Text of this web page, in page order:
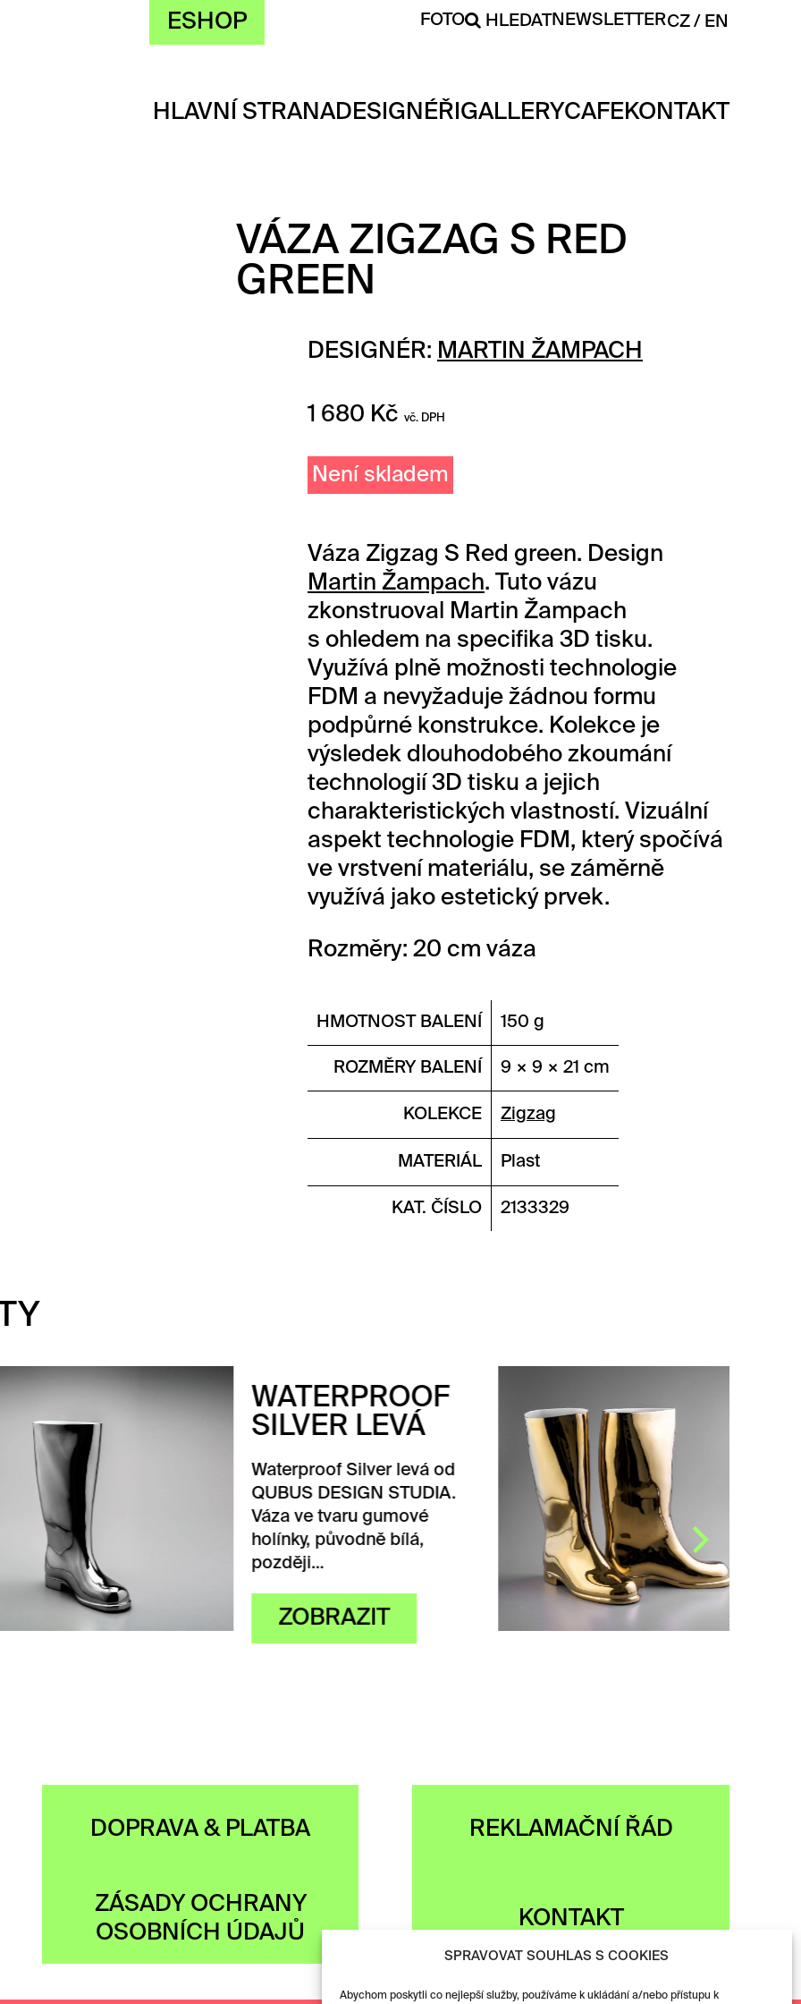
SPRAVOVAT SOUHLAS S COOKIES
Abychom poskytli co nejlepší služby, používáme k ukládání a/nebo přístupu k
ESHOP FOTO HLEDATNEWSLETTERCZ EN
HLAVNÍ STRANADESIGNÉŘIGALLERYCAFEKONTAKT
VÁZA ZIGZAG S RED
GREEN
DESIGNÉR: MARTIN ŽAMPACH
1 680 Kč vč. DPH
Není skladem
Váza Zigzag S Red green. Design
Martin Žampach. Tuto vázu
zkonstruoval Martin Žampach
s ohledem na specifika 3D tisku.
Využívá plně možnosti technologie
FDM a nevyžaduje žádnou formu
podpůrné konstrukce. Kolekce je
výsledek dlouhodobého zkoumání
technologií 3D tisku a jejich
charakteristických vlastností. Vizuální
aspekt technologie FDM, který spočívá
ve vrstvení materiálu, se záměrně
využívá jako estetický prvek.
Rozměry: 20 cm váza
HMOTNOST BALENÍ 150 g
ROZMĚRY BALENÍ 9 × 9 × 21 cm
KOLEKCE Zigzag
MATERIÁL Plast
KAT. ČÍSLO 2133329
LEVÁ
Silver levá od
DESIGN STUDIA.
ve tvaru gumové
původně bílá,
GOLD LEVÁ
Waterproof Gold levá od
QUBUS DESIGN STUDIA.
Váza ve tvaru gumové
holínky, původně bílá,
později…
ZOBRAZIT
DOPRAVA & PLATBA REKLAMAČNÍ ŘÁD
ZÁSADY OCHRANY
OSOBNÍCH ÚDAJŮ
KONTAKT